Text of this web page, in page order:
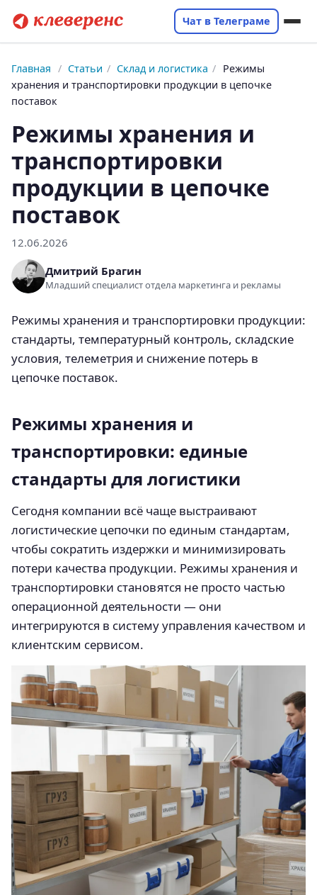
Чат в Телеграме
Главная / Статьи / Склад и логистика / Режимы
хранения и транспортировки продукции в цепочке
поставок
Режимы хранения и
транспортировки
продукции в цепочке
поставок
12.06.2026
Дмитрий Брагин
Младший специалист отдела маркетинга и рекламы
Режимы хранения и транспортировки продукции:
стандарты, температурный контроль, складские
условия, телеметрия и снижение потерь в
цепочке поставок.
Режимы хранения и
транспортировки: единые
стандарты для логистики
Сегодня компании всё чаще выстраивают
логистические цепочки по единым стандартам,
чтобы сократить издержки и минимизировать
потери качества продукции. Режимы хранения и
транспортировки становятся не просто частью
операционной деятельности — они
интегрируются в систему управления качеством и
клиентским сервисом.